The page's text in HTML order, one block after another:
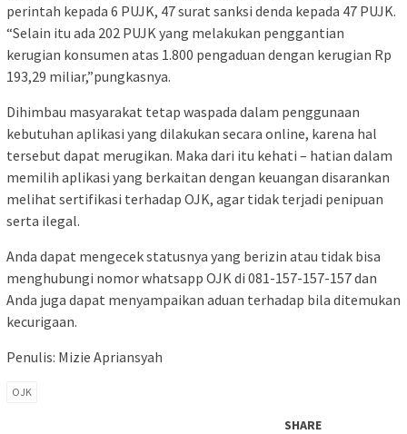
perintah kepada 6 PUJK, 47 surat sanksi denda kepada 47 PUJK.
“Selain itu ada 202 PUJK yang melakukan penggantian
kerugian konsumen atas 1.800 pengaduan dengan kerugian Rp
193,29 miliar,”pungkasnya.
Dihimbau masyarakat tetap waspada dalam penggunaan
kebutuhan aplikasi yang dilakukan secara online, karena hal
tersebut dapat merugikan. Maka dari itu kehati – hatian dalam
memilih aplikasi yang berkaitan dengan keuangan disarankan
melihat sertifikasi terhadap OJK, agar tidak terjadi penipuan
serta ilegal.
Anda dapat mengecek statusnya yang berizin atau tidak bisa
menghubungi nomor whatsapp OJK di 081-157-157-157 dan
Anda juga dapat menyampaikan aduan terhadap bila ditemukan
kecurigaan.
Penulis: Mizie Apriansyah
OJK
SHARE